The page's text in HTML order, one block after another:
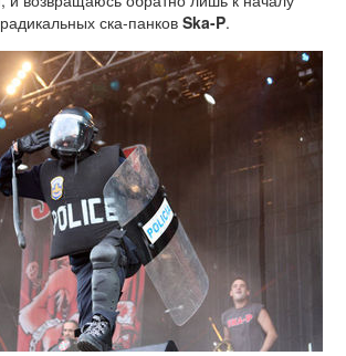
ска-панков Ska-P.